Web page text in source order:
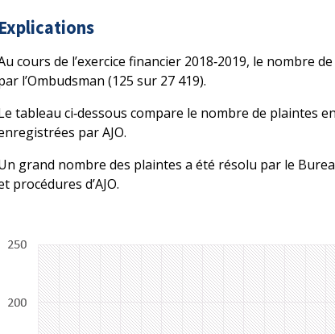
Explications
cours de l’exercice financier 2018‑2019, le nombre
l’Ombudsman (125 sur 27 419).
tableau ci‑dessous compare le nombre de plaintes
par AJO.
grand nombre des plaintes a été résolu par le
procédures d’AJO.